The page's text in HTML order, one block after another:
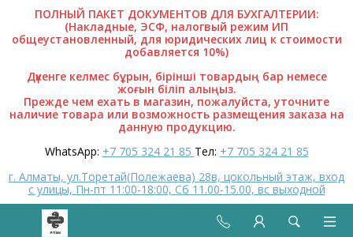
ПОЛНЫЙ ПАКЕТ ДОКУМЕНТОВ ДЛЯ БУХГАЛТЕРИИ:
(Накладные, ЭСФ, налогвый режим ИП
общеустановленный, для юридических лиц к стоимости
добавляется 10%)
Дүкенге келмес бұрын, бірінші товардың бар немесе
жоғын біліп алыңыз.
Прежде чем ехать в магазин, пожалуйста, уточните
наличие товара или возможность размещения заказа на
данную продукцию.
WhatsApp: +7 705 324 21 85 Тел: +7 705 324 21 85
г. Алматы, ул.Торетай(Полежаева) 28в, цокольный этаж, вход
с улицы, Пн-пт 11:00-18:00, Сб 11.00-15.00, вс выходной